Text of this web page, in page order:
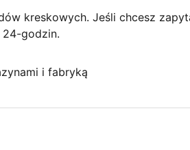
kreskowych. Jeśli chcesz
24-godzin.
i fabryką